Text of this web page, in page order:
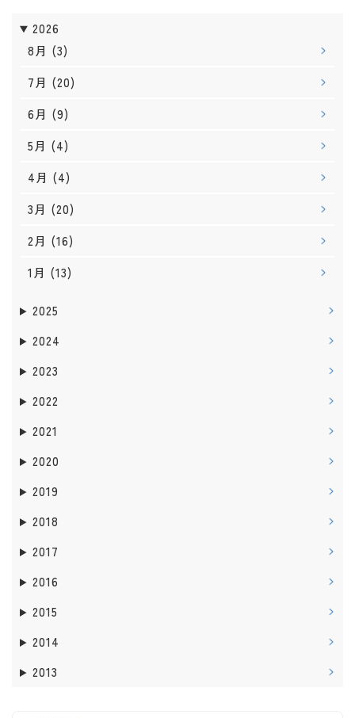
2026
8月 (3)
7月 (20)
6月 (9)
5月 (4)
4月 (4)
3月 (20)
2月 (16)
1月 (13)
2025
2024
2023
2022
2021
2020
2019
2018
2017
2016
2015
2014
2013